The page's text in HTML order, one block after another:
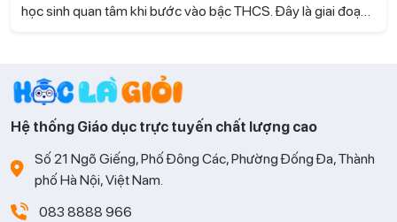
học sinh quan tâm khi bước vào bậc THCS. Đây là giai đoạn
là Giỏi tìm hiểu những phương pháp học hiệu quả giúp con
tiếp thu nhanh và học Toán tự tin hơn.
Hệ thống Giáo dục trực tuyến chất lượng cao
Số 21 Ngõ Giếng, Phố Đông Các, Phường Đống Đa, Thành
phố Hà Nội, Việt Nam.
083 8888 966